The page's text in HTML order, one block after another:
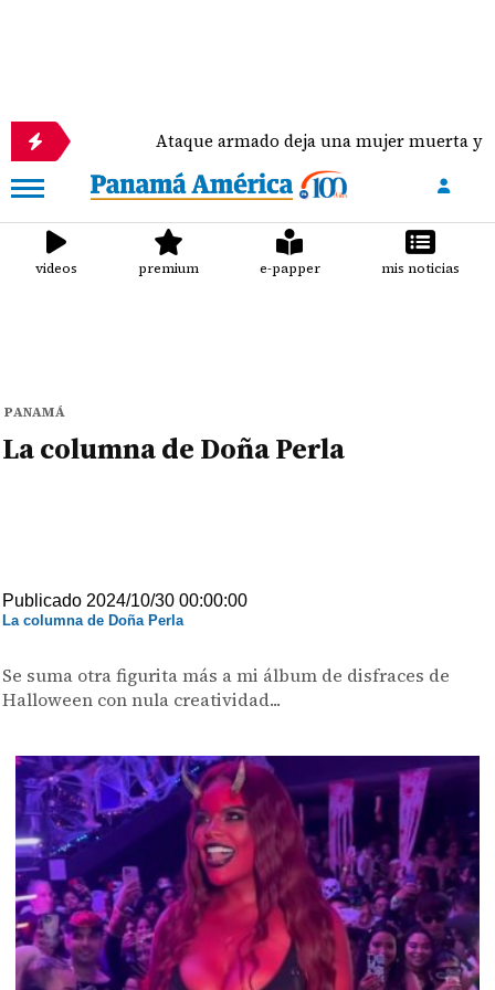
Ataque armado deja una mujer muerta y
videos premium e-papper mis noticias
PANAMÁ
La columna de Doña Perla
Publicado 2024/10/30 00:00:00
La columna de Doña Perla
Se suma otra figurita más a mi álbum de disfraces de
Halloween con nula creatividad...